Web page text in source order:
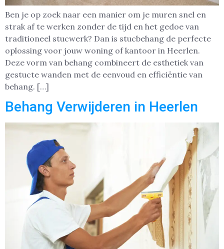
Ben je op zoek naar een manier om je muren snel en
strak af te werken zonder de tijd en het gedoe van
traditioneel stucwerk? Dan is stucbehang de perfecte
oplossing voor jouw woning of kantoor in Heerlen.
Deze vorm van behang combineert de esthetiek van
gestucte wanden met de eenvoud en efficiëntie van
behang. […]
Behang Verwijderen in Heerlen